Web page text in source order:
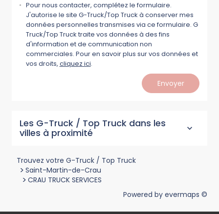
Pour nous contacter, complétez le formulaire.
J'autorise le site G-Truck/Top Truck à conserver mes
données personnelles transmises via ce formulaire. G
Truck/Top Truck traite vos données à des fins
d'information et de communication non
commerciales. Pour en savoir plus sur vos données et
vos droits, cliquez ici.
Envoyer
Les G-Truck / Top Truck dans les
villes à proximité
Trouvez votre G-Truck / Top Truck
> Saint-Martin-de-Crau
> CRAU TRUCK SERVICES
Powered by evermaps ©